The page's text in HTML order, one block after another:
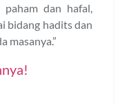
dan hafal,
bidang hadits dan
masanya.”